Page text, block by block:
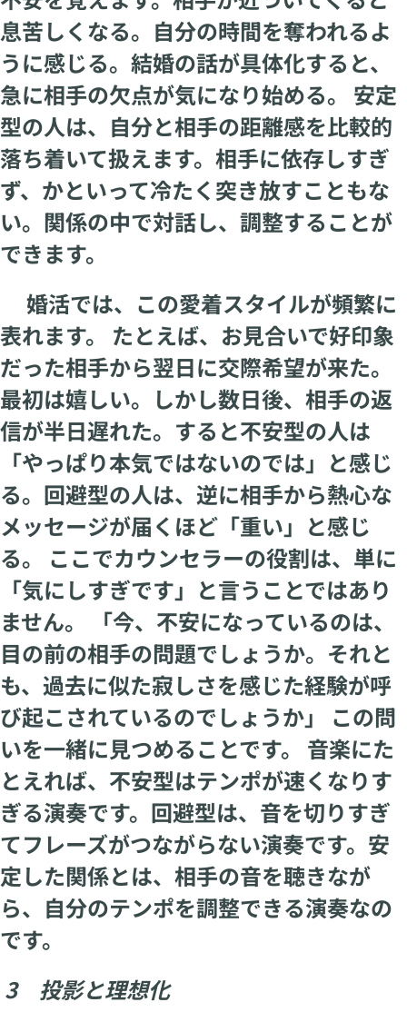
息苦しくなる。自分の時間を奪われるよ
うに感じる。結婚の話が具体化すると、
急に相手の欠点が気になり始める。 安定
型の人は、自分と相手の距離感を比較的
落ち着いて扱えます。相手に依存しすぎ
ず、かといって冷たく突き放すこともな
い。関係の中で対話し、調整することが
できます。
婚活では、この愛着スタイルが頻繁に
表れます。 たとえば、お見合いで好印象
だった相手から翌日に交際希望が来た。
最初は嬉しい。しかし数日後、相手の返
信が半日遅れた。すると不安型の人は
「やっぱり本気ではないのでは」と感じ
る。回避型の人は、逆に相手から熱心な
メッセージが届くほど「重い」と感じ
る。 ここでカウンセラーの役割は、単に
「気にしすぎです」と言うことではあり
ません。 「今、不安になっているのは、
目の前の相手の問題でしょうか。それと
も、過去に似た寂しさを感じた経験が呼
び起こされているのでしょうか」 この問
いを一緒に見つめることです。 音楽にた
とえれば、不安型はテンポが速くなりす
ぎる演奏です。回避型は、音を切りすぎ
てフレーズがつながらない演奏です。安
定した関係とは、相手の音を聴きなが
ら、自分のテンポを調整できる演奏なの
です。
3 投影と理想化